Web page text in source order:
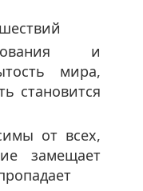
и
мира,
становится
от всех,
замещает